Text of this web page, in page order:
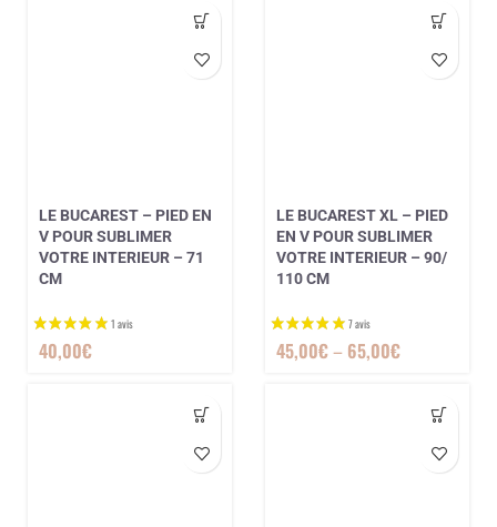
3 avis
LE BUCAREST – PIED EN
V POUR SUBLIMER
VOTRE INTERIEUR – 71
CM
40,00€
LE BUCAREST XL – PIED
EN V POUR SUBLIMER
VOTRE INTERIEUR – 90/
110 CM
45,00€– 65,00€